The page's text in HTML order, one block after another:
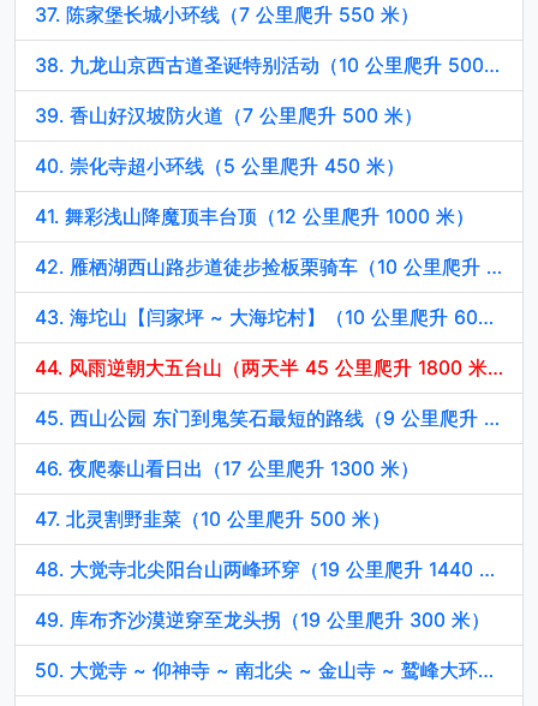
37. 陈家堡长城小环线（7 公里爬升 550 米）
38. 九龙山京西古道圣诞特别活动（10 公里爬升 500 米）
39. 香山好汉坡防火道（7 公里爬升 500 米）
40. 崇化寺超小环线（5 公里爬升 450 米）
41. 舞彩浅山降魔顶丰台顶（12 公里爬升 1000 米）
42. 雁栖湖西山路步道徒步捡板栗骑车（10 公里爬升 100 米）
43. 海坨山【闫家坪 ~ 大海坨村】（10 公里爬升 600 米）
44. 风雨逆朝大五台山（两天半 45 公里爬升 1800 米）
45. 西山公园 东门到鬼笑石最短的路线（9 公里爬升 500 米）
46. 夜爬泰山看日出（17 公里爬升 1300 米）
47. 北灵割野韭菜（10 公里爬升 500 米）
48. 大觉寺北尖阳台山两峰环穿（19 公里爬升 1440 米）
49. 库布齐沙漠逆穿至龙头拐（19 公里爬升 300 米）
50. 大觉寺 ~ 仰神寺 ~ 南北尖 ~ 金山寺 ~ 鹫峰大环线（19 公里爬升 1500 米）